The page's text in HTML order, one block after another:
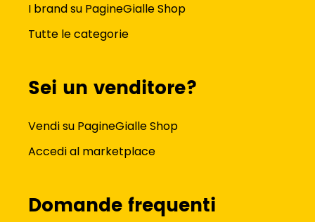
I brand su PagineGialle Shop
Tutte le categorie
Sei un venditore?
Vendi su PagineGialle Shop
Accedi al marketplace
Domande frequenti